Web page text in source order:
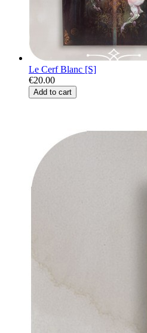
Le Cerf Blanc [S]
€20.00
Add to cart